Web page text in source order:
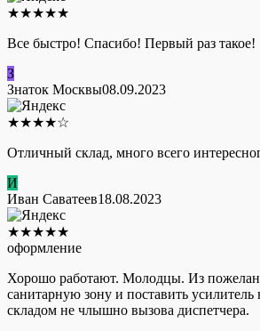
★★★★★
Все быстро! Спасибо! Первый раз такое!
З
Знаток Москвы08.09.2023
★★★★☆
Отличный склад, много всего
И
Иван Саватеев18.08.2023
★★★★★
оформление
Хорошо работают. Молодцы. Из
санитарную зону и поставить
складом не члышно вызова диспетчера.